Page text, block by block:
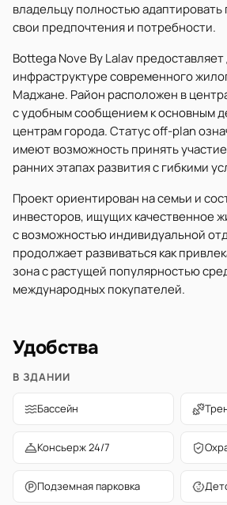
владельцу полностью адаптировать
свои предпочтения и потребности.
Bottega Nove By Lalav предоставляет
инфраструктуре современного
Маджане. Район расположен в
с удобным сообщением к основным
центрам города. Статус off-plan
имеют возможность принять
ранних этапах развития с гибкими
Проект ориентирован на семьи и
инвесторов, ищущих качественное
с возможностью индивидуальной
продолжает развиваться как
зона с растущей популярностью
международных покупателей.
Удобства
В ЗДАНИИ
Бассейн
Консьерж 24/7
Подземная парковка